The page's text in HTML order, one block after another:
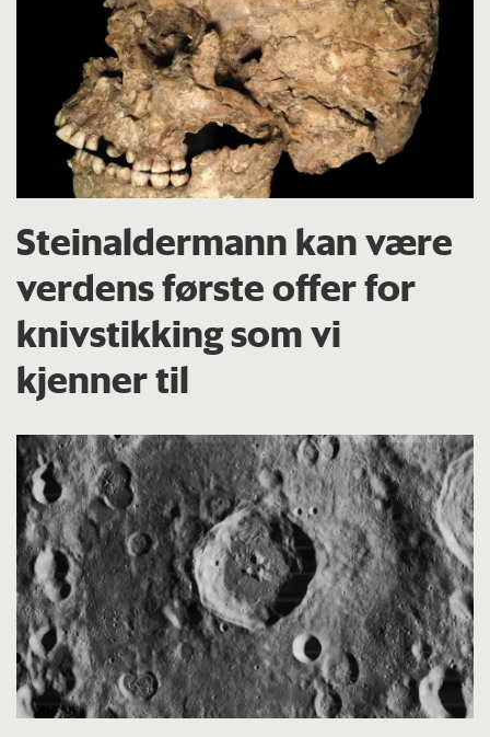
Steinaldermann kan være
verdens første offer for
knivstikking som vi
kjenner til